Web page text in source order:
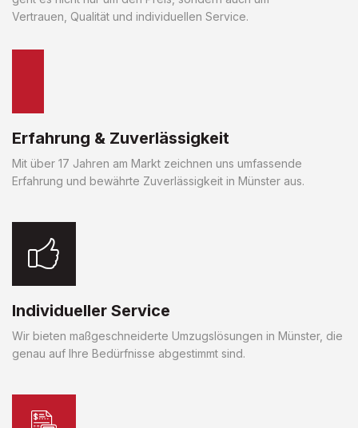
Vertrauen, Qualität und individuellen Service.
Erfahrung & Zuverlässigkeit
Mit über 17 Jahren am Markt zeichnen uns umfassende
Erfahrung und bewährte Zuverlässigkeit in Münster aus.
Individueller Service
Wir bieten maßgeschneiderte Umzugslösungen in Münster, die
genau auf Ihre Bedürfnisse abgestimmt sind.